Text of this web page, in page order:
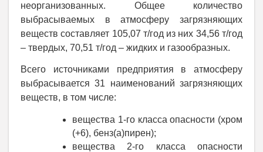
неорганизованных. Общее количество
выбрасываемых в атмосферу загрязняющих
веществ составляет 105,07 т/год из них 34,56 т/год
‒ твердых, 70,51 т/год ‒ жидких и газообразных.
Всего источниками предприятия в атмосферу
выбрасывается 31 наименований загрязняющих
веществ, в том числе:
вещества 1-го класса опасности (хром
(+6), бенз(а)пирен);
вещества 2-го класса опасности